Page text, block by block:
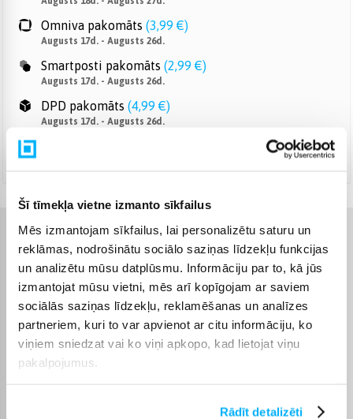
Šī tīmekļa vietne izmanto sīkfailus
Mēs izmantojam sīkfailus, lai personalizētu saturu un
reklāmas, nodrošinātu sociālo saziņas līdzekļu funkcijas
un analizētu mūsu datplūsmu. Informāciju par to, kā jūs
izmantojat mūsu vietni, mēs arī kopīgojam ar saviem
sociālās saziņas līdzekļu, reklamēšanas un analīzes
partneriem, kuri to var apvienot ar citu informāciju, ko
viņiem sniedzat vai ko viņi apkopo, kad lietojat viņu
pakalpojumus.
Rādīt detalizēti
Omniva pakomāts (3,99 €)
Augusts 17d. - Augusts 26d.
Smartposti pakomāts (2,99 €)
Augusts 17d. - Augusts 26d.
DPD pakomāts (4,99 €)
Augusts 17d. - Augusts 26d.
Raksturlielumi
Ražotājs Versace
Smaržu veids Smaržas vīriešiem
Koncentrācija